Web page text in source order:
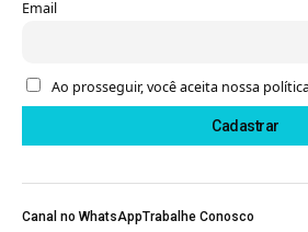
Email
Ao prosseguir, você aceita nossa
Canal no WhatsAppTrabalhe Conosco